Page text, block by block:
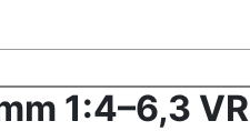
1:4–6,3 VR